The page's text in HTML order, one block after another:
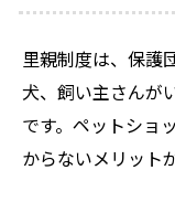
里親制度は、保護
犬、飼い主さんが
です。ペットショ
からないメリット